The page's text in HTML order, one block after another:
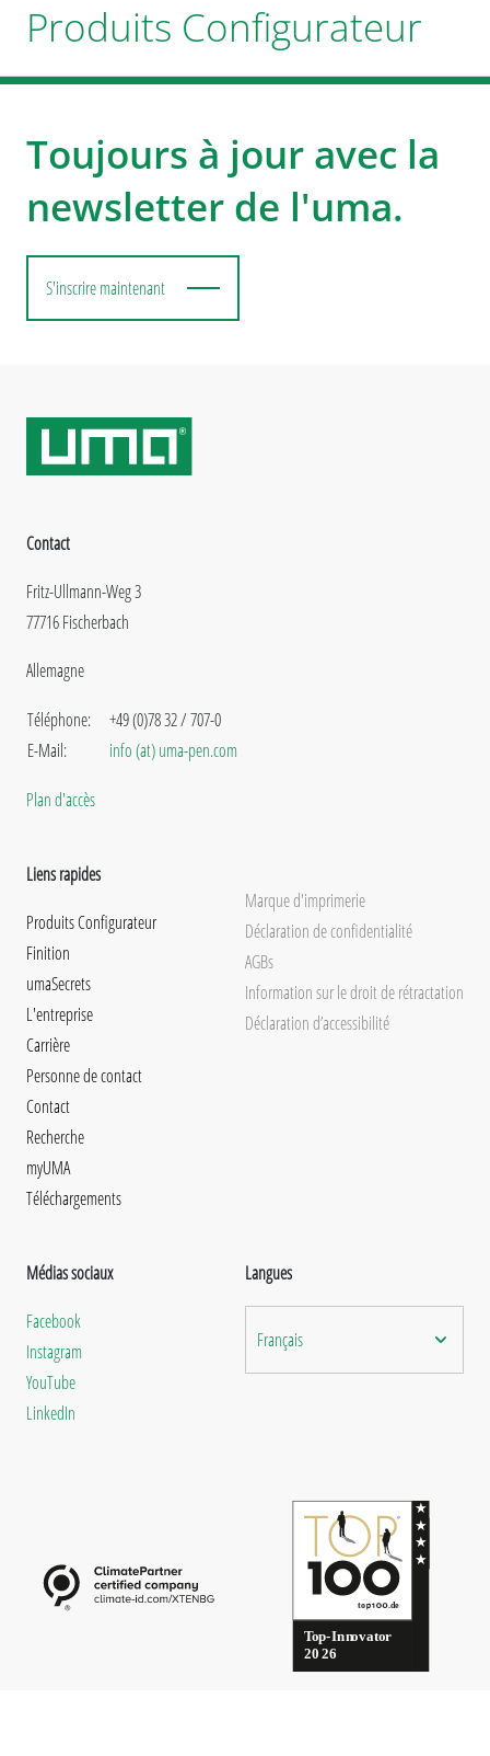
Produits Configurateur
Toujours à jour avec la
newsletter de l'uma.
S'inscrire maintenant
Contact
Fritz-Ullmann-Weg 3
77716 Fischerbach
Allemagne
Téléphone:
E-Mail:
+49 (0)78 32 / 707-0
info (at) uma-pen.com
Plan d'accès
Liens rapides
Produits Configurateur
Finition
umaSecrets
L'entreprise
Carrière
Personne de contact
Contact
Recherche
myUMA
Téléchargements
Marque d'imprimerie
Déclaration de confidentialité
AGBs
Information sur le droit de rétractation
Déclaration d’accessibilité
Médias sociaux
Facebook
Instagram
YouTube
LinkedIn
Langues
Français